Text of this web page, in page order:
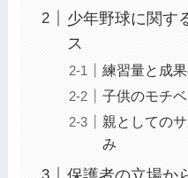
少年野球に関す
ス
練習量と成
子供のモチ
親としての
み